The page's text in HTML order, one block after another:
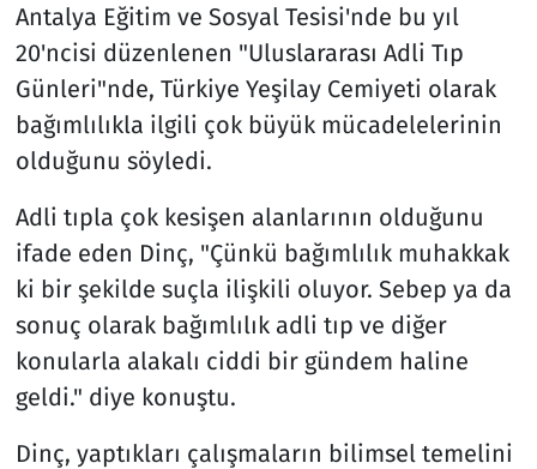
Antalya Eğitim ve Sosyal Tesisi'nde bu yıl
20'ncisi düzenlenen "Uluslararası Adli Tıp
Günleri"nde, Türkiye Yeşilay Cemiyeti olarak
bağımlılıkla ilgili çok büyük mücadelelerinin
olduğunu söyledi.
Adli tıpla çok kesişen alanlarının olduğunu
ifade eden Dinç, "Çünkü bağımlılık muhakkak
ki bir şekilde suçla ilişkili oluyor. Sebep ya da
sonuç olarak bağımlılık adli tıp ve diğer
konularla alakalı ciddi bir gündem haline
geldi." diye konuştu.
Dinç, yaptıkları çalışmaların bilimsel temelini
Spor
Teknoloji ve Bilim
Televizyon